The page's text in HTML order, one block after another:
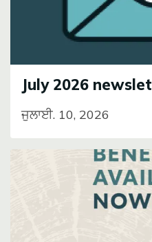
July 2026
ਜੁਲਾਈ. 10, 2026